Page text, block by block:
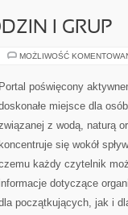
I GRUP
MOŻLIWOŚĆ
Portal poświęcony
miejsce dla
z wodą, naturą
koncentruje się wokół
każdy czytelnik
informacje dotyczące
początkujących, jak i